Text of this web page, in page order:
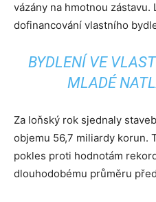
vázány na hmotnou
dofinancování vlastního
BYDLENÍ VE
MLADÉ
Za loňský rok sjednaly
objemu 56,7 miliardy korun.
pokles proti hodnotám
dlouhodobému průměru